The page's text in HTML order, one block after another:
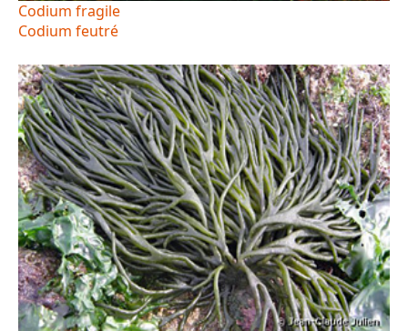
Codium fragile
Codium feutré